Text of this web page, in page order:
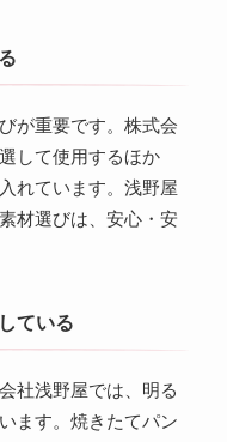
が重要です。株式会
して使用するほか
れています。浅野屋
材選びは、安心・安
ている
社浅野屋では、明る
ます。焼きたてパン